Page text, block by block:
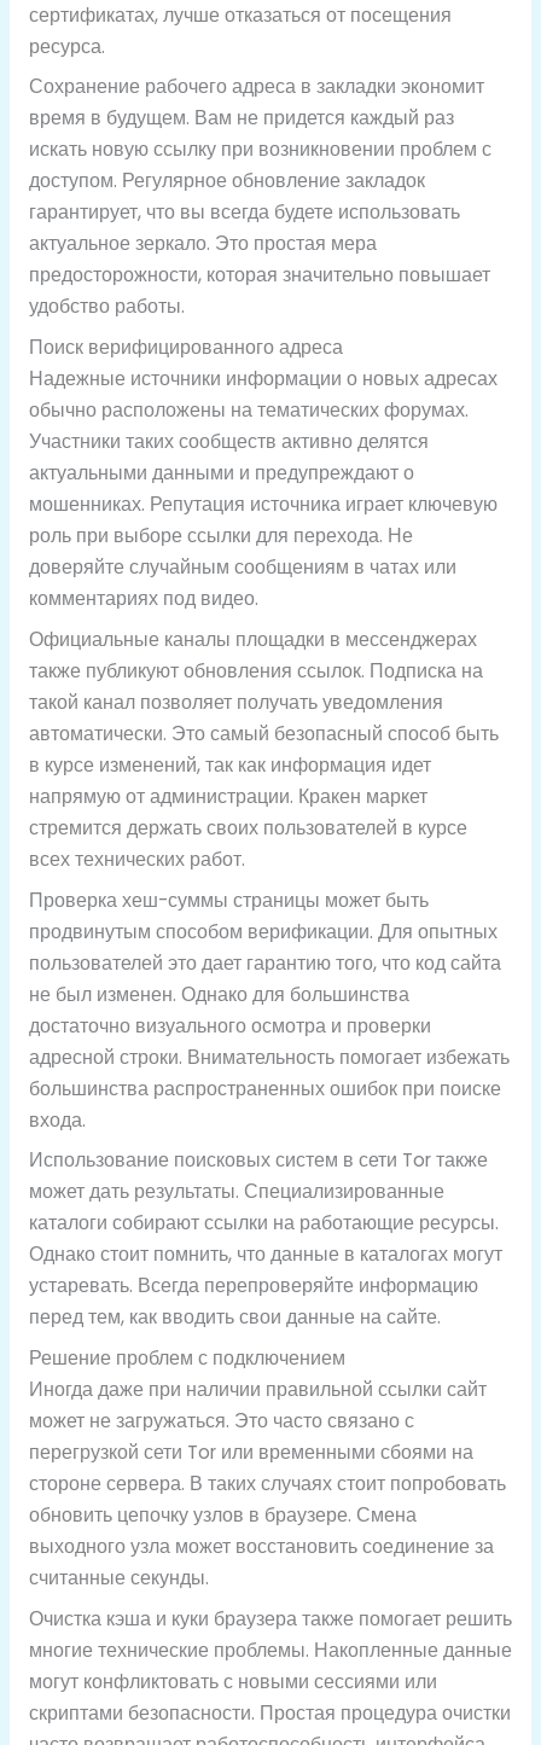
сертификатах, лучше отказаться от посещения
ресурса.
Сохранение рабочего адреса в закладки экономит
время в будущем. Вам не придется каждый раз
искать новую ссылку при возникновении проблем с
доступом. Регулярное обновление закладок
гарантирует, что вы всегда будете использовать
актуальное зеркало. Это простая мера
предосторожности, которая значительно повышает
удобство работы.
Поиск верифицированного адреса
Надежные источники информации о новых адресах
обычно расположены на тематических форумах.
Участники таких сообществ активно делятся
актуальными данными и предупреждают о
мошенниках. Репутация источника играет ключевую
роль при выборе ссылки для перехода. Не
доверяйте случайным сообщениям в чатах или
комментариях под видео.
Официальные каналы площадки в мессенджерах
также публикуют обновления ссылок. Подписка на
такой канал позволяет получать уведомления
автоматически. Это самый безопасный способ быть
в курсе изменений, так как информация идет
напрямую от администрации. Кракен маркет
стремится держать своих пользователей в курсе
всех технических работ.
Проверка хеш-суммы страницы может быть
продвинутым способом верификации. Для опытных
пользователей это дает гарантию того, что код сайта
не был изменен. Однако для большинства
достаточно визуального осмотра и проверки
адресной строки. Внимательность помогает избежать
большинства распространенных ошибок при поиске
входа.
Использование поисковых систем в сети Tor также
может дать результаты. Специализированные
каталоги собирают ссылки на работающие ресурсы.
Однако стоит помнить, что данные в каталогах могут
устаревать. Всегда перепроверяйте информацию
перед тем, как вводить свои данные на сайте.
Решение проблем с подключением
Иногда даже при наличии правильной ссылки сайт
может не загружаться. Это часто связано с
перегрузкой сети Tor или временными сбоями на
стороне сервера. В таких случаях стоит попробовать
обновить цепочку узлов в браузере. Смена
выходного узла может восстановить соединение за
считанные секунды.
Очистка кэша и куки браузера также помогает решить
многие технические проблемы. Накопленные данные
могут конфликтовать с новыми сессиями или
скриптами безопасности. Простая процедура очистки